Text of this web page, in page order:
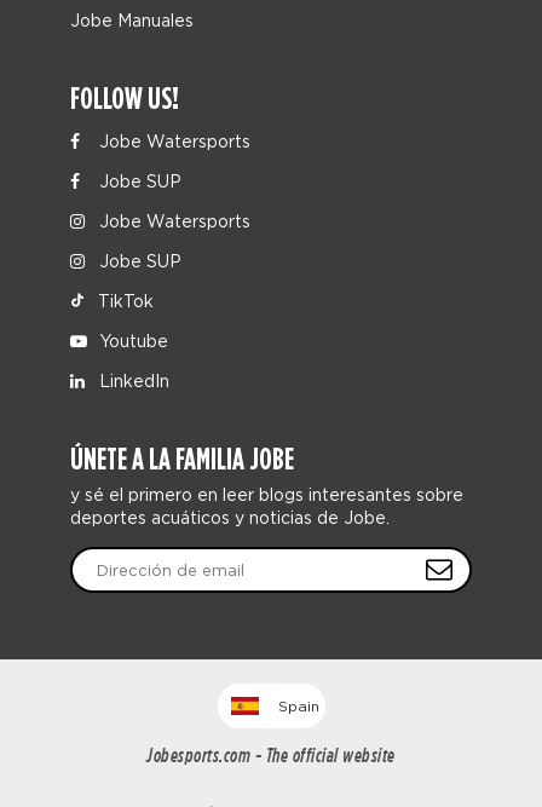
Jobe Manuales
FOLLOW US!
Jobe Watersports
Jobe SUP
Jobe Watersports
Jobe SUP
TikTok
Youtube
LinkedIn
ÚNETE A LA FAMILIA JOBE
y sé el primero en leer blogs interesantes sobre
deportes acuáticos y noticias de Jobe.
Spain
Jobesports.com - The official website